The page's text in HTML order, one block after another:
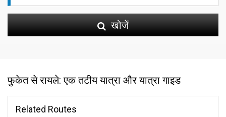
खोजें
फुकेत से रायले: एक तटीय यात्रा और यात्रा गाइड
Related Routes